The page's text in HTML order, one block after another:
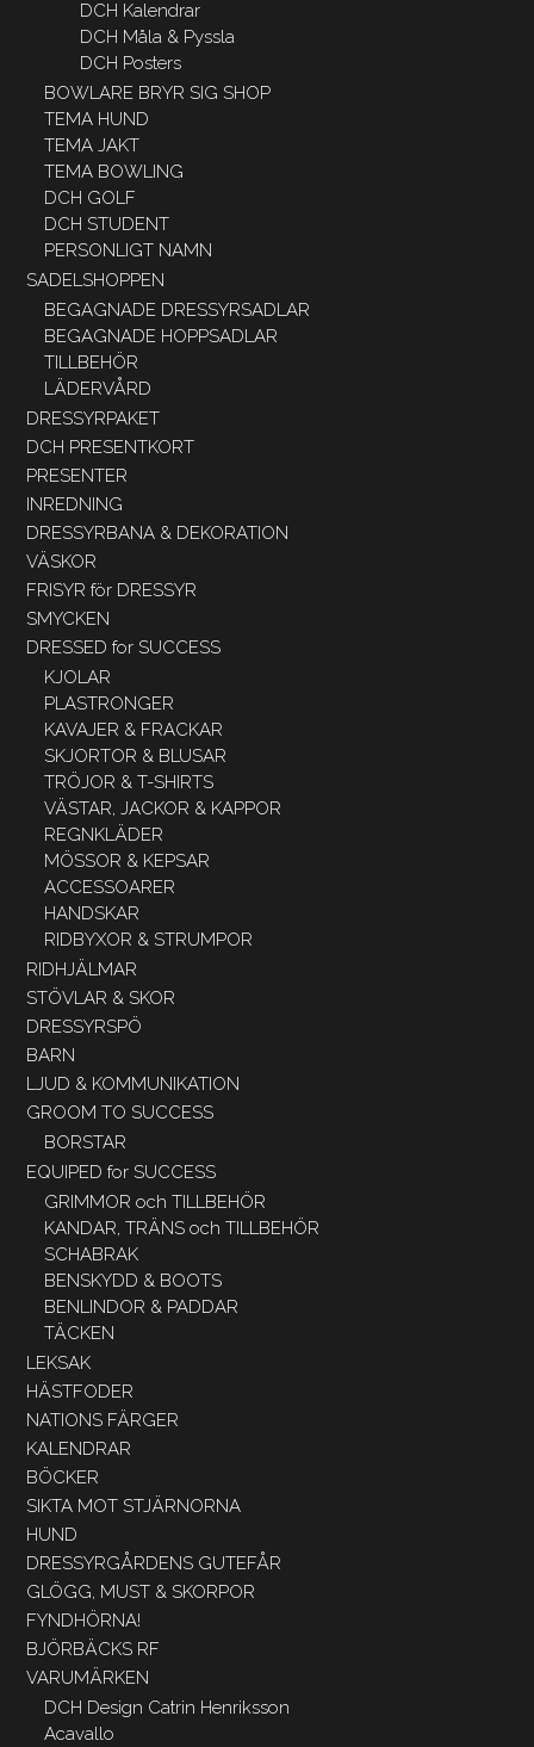
DCH Kalendrar
DCH Måla & Pyssla
DCH Posters
BOWLARE BRYR SIG SHOP
TEMA HUND
TEMA JAKT
TEMA BOWLING
DCH GOLF
DCH STUDENT
PERSONLIGT NAMN
SADELSHOPPEN
BEGAGNADE DRESSYRSADLAR
BEGAGNADE HOPPSADLAR
TILLBEHÖR
LÄDERVÅRD
DRESSYRPAKET
DCH PRESENTKORT
PRESENTER
INREDNING
DRESSYRBANA & DEKORATION
VÄSKOR
FRISYR för DRESSYR
SMYCKEN
DRESSED for SUCCESS
KJOLAR
PLASTRONGER
KAVAJER & FRACKAR
SKJORTOR & BLUSAR
TRÖJOR & T-SHIRTS
VÄSTAR, JACKOR & KAPPOR
REGNKLÄDER
MÖSSOR & KEPSAR
ACCESSOARER
HANDSKAR
RIDBYXOR & STRUMPOR
RIDHJÄLMAR
STÖVLAR & SKOR
DRESSYRSPÖ
BARN
LJUD & KOMMUNIKATION
GROOM TO SUCCESS
BORSTAR
EQUIPED for SUCCESS
GRIMMOR och TILLBEHÖR
KANDAR, TRÄNS och TILLBEHÖR
SCHABRAK
BENSKYDD & BOOTS
BENLINDOR & PADDAR
TÄCKEN
LEKSAK
HÄSTFODER
NATIONS FÄRGER
KALENDRAR
BÖCKER
SIKTA MOT STJÄRNORNA
HUND
DRESSYRGÅRDENS GUTEFÅR
GLÖGG, MUST & SKORPOR
FYNDHÖRNA!
BJÖRBÄCKS RF
VARUMÄRKEN
DCH Design Catrin Henriksson
Acavallo